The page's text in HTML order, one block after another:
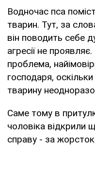
Водночас пса
тварин. Тут, за
він поводить себе
агресії не
проблема,
господаря,
тварину
Саме тому в
чоловіка відкрили
справу - за